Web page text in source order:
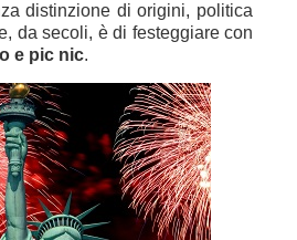
distinzione di origini, politica
da secoli, è di festeggiare con
e pic nic.